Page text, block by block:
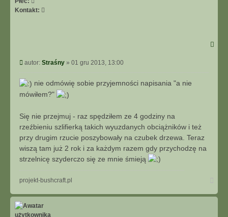
Kontakt:
Post
autor: Straśny » 01 gru 2013, 13:00
nie odmówię sobie przyjemności napisania "a nie
mówiłem?"
Się nie przejmuj - raz spędziłem ze 4 godziny na
rzeźbieniu szlifierką takich wyuzdanych obciążników i też
przy drugim rzucie poszybowały na czubek drzewa. Teraz
wiszą tam już 2 rok i za każdym razem gdy przychodzę na
strzelnicę szyderczo się ze mnie śmieją
projekt-bushcraft.pl
górę